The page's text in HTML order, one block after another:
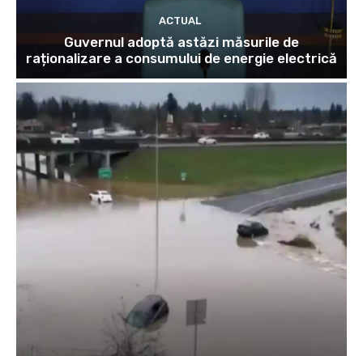
ACTUAL
Guvernul adoptă astăzi măsurile de
raționalizare a consumului de energie electrică